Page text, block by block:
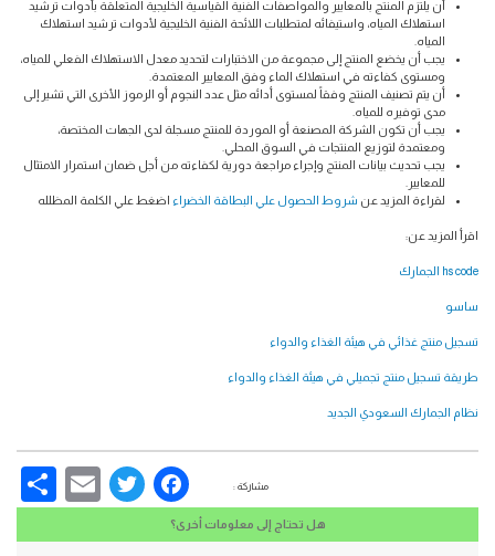
أن يلتزم المنتج بالمعايير والمواصفات الفنية القياسية الخليجية المتعلقة بأدوات ترشيد
استهلاك المياه، واستيفائه لمتطلبات اللائحة الفنية الخليجية لأدوات ترشيد استهلاك
المياه.
يجب أن يخضع المنتج إلى مجموعة من الاختبارات لتحديد معدل الاستهلاك الفعلي للمياه،
ومستوى كفاءته في استهلاك الماء وفق المعايير المعتمدة.
أن يتم تصنيف المنتج وفقاً لمستوى أدائه مثل عدد النجوم أو الرموز الأخرى التي تشير إلى
مدى توفيره للمياه.
يجب أن تكون الشركة المصنعة أو الموردة للمنتج مسجلة لدى الجهات المختصة،
ومعتمدة لتوزيع المنتجات في السوق المحلي.
يجب تحديث بيانات المنتج وإجراء مراجعة دورية لكفاءته من أجل ضمان استمرار الامتثال
للمعايير.
لقراءة المزيد عن شروط الحصول علي البطاقة الخضراءاضغط علي الكلمة المظلله
اقرأ المزيد عن:
hs code الجمارك
ساسو
تسجيل منتج غذائي في هيئة الغذاء والدواء
طريقة تسجيل منتج تجميلي في هيئة الغذاء والدواء
نظام الجمارك السعودي الجديد
مشاركة : Facebook
Twitter
هل تحتاج إلى معلومات أخرى؟